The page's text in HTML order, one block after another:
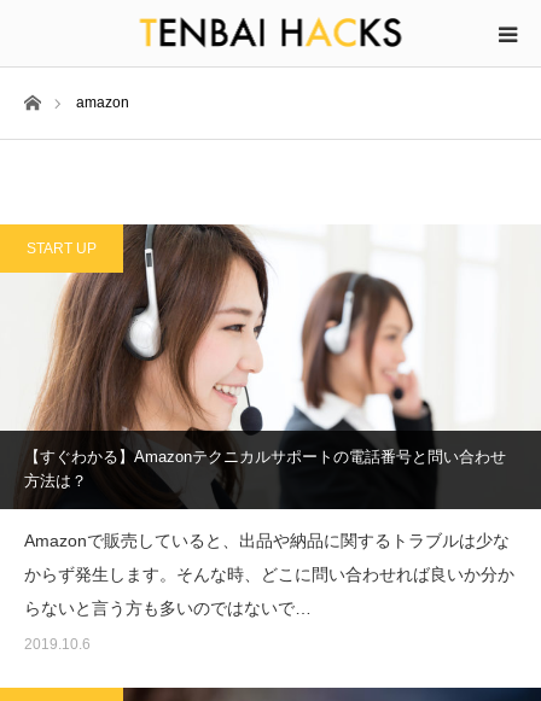
ホームamazon
START UP
【すぐわかる】Amazonテクニカルサポートの電話番号と問い合わせ
方法は？
Amazonで販売していると、出品や納品に関するトラブルは少な
からず発生します。そんな時、どこに問い合わせれば良いか分か
らないと言う方も多いのではないで…
2019.10.6